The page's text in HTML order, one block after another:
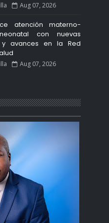
Aug 07, 2026
atención materno-
con nuevas
y avances en la Red
Aug 07, 2026